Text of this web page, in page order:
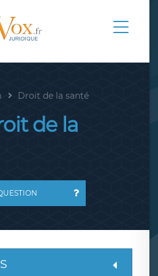
Droit de la santé
de la